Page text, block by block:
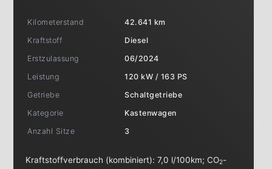
Kilometerstand
42.641 km
Kraftstoff
Diesel
Erstzulassung
06/2024
Leistung
120 kW / 163 PS
Getriebe
Schaltgetriebe
Kategorie
Kastenwagen
Anzahl Sitze
3
Kraftstoffverbrauch (kombiniert):7,0 l/100km;CO2-